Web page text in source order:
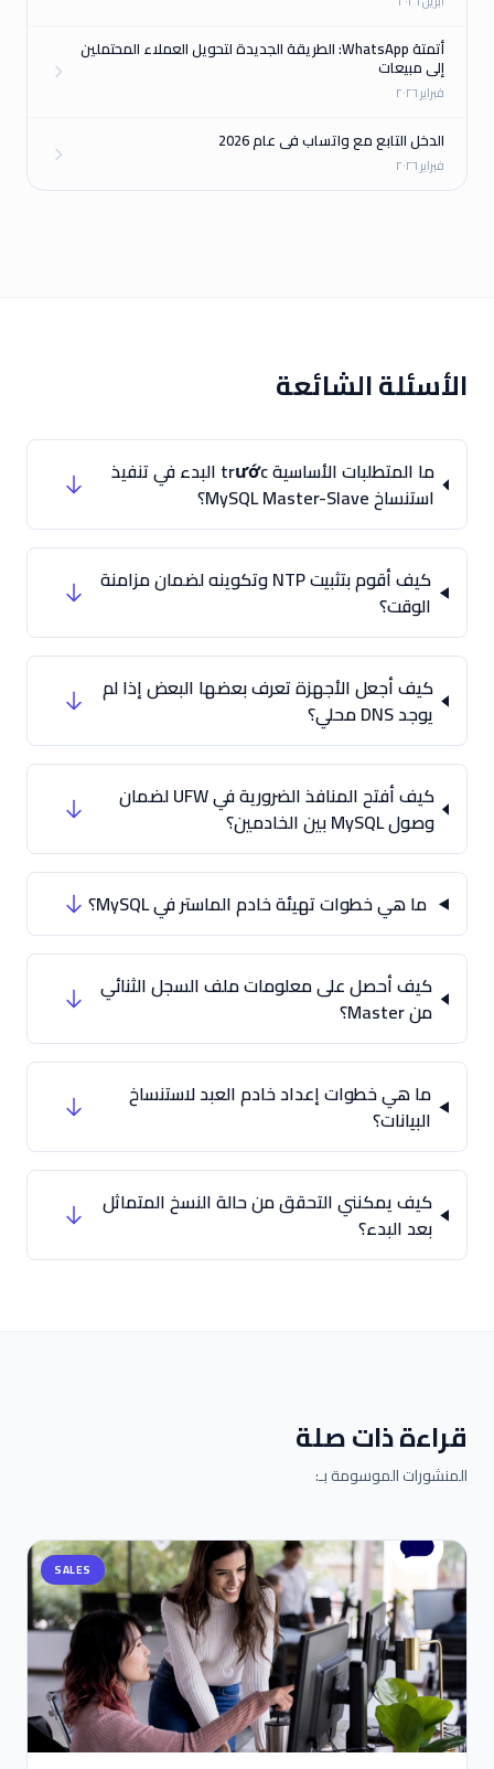
أتمتة WhatsApp: الطريقة الجديدة لتحويل العملاء المحتملين
إلى مبيعات
فبراير ٢٠٢٦
الدخل التابع مع واتساب في عام 2026
فبراير ٢٠٢٦
الأسئلة الشائعة
ما المتطلبات الأساسية trước البدء في تنفيذ
استنساخ MySQL Master-Slave؟
كيف أقوم بتثبيت NTP وتكوينه لضمان مزامنة
الوقت؟
كيف أجعل الأجهزة تعرف بعضها البعض إذا لم
يوجد DNS محلي؟
كيف أفتح المنافذ الضرورية في UFW لضمان
وصول MySQL بين الخادمين؟
ما هي خطوات تهيئة خادم الماستر في MySQL؟
كيف أحصل على معلومات ملف السجل الثنائي
من Master؟
ما هي خطوات إعداد خادم العبد لاستنساخ
البيانات؟
كيف يمكنني التحقق من حالة النسخ المتماثل
بعد البدء؟
قراءة ذات صلة
المنشورات الموسومة بـ:
SALES